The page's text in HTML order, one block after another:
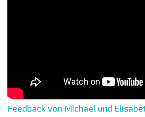
Feedback von Michael und